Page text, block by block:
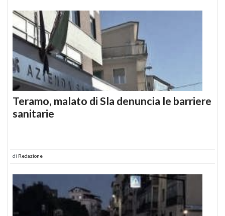
Teramo, malato di Sla denuncia le barriere
sanitarie
di Redazione